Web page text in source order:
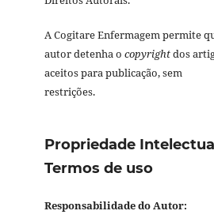
A Cogitare Enfermagem permite
autor detenha o copyrightdos
aceitos para publicação, sem
restrições.
Propriedade
Termos de uso
Responsabilidade do Autor: